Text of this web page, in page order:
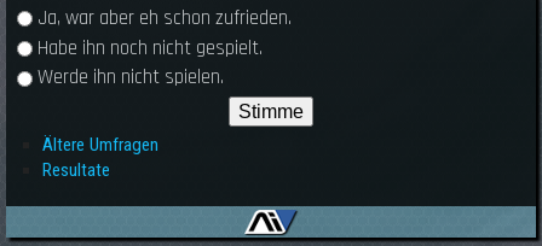
Ja, war aber eh schon zufrieden.
Habe ihn noch nicht gespielt.
Werde ihn nicht spielen.
Ältere Umfragen
Resultate